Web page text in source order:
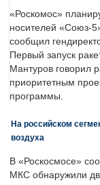
«Роскомос»
носителей «Союз-
сообщил
Первый запуск
Мантуров говорил
приоритетным
программы.
На российском
воздуха
В «Роскосмосе»
МКС обнаружили